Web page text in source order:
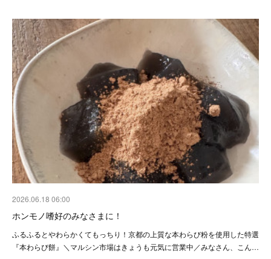
2026.06.18 06:00
ホンモノ嗜好のみなさまに！
ふるふるとやわらかくてもっちり！京都の上質な本わらび粉を使用した特選
『本わらび餅』＼マルシン市場はきょうも元気に営業中／みなさん、こん…